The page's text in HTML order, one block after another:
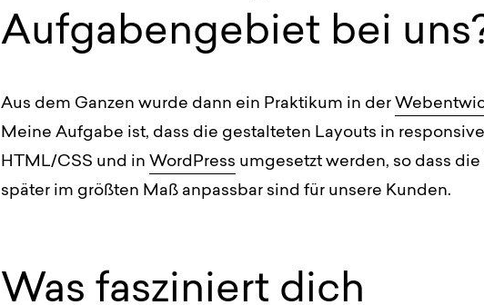
Aufgabengebiet bei
Aus dem Ganzen wurde dann ein Praktikum in der
Meine Aufgabe ist, dass die gestalteten Layouts in
HTML/CSS und in WordPress umgesetzt werden, so dass die
später im größten Maß anpassbar sind für unsere Kunden.
Was fasziniert dich